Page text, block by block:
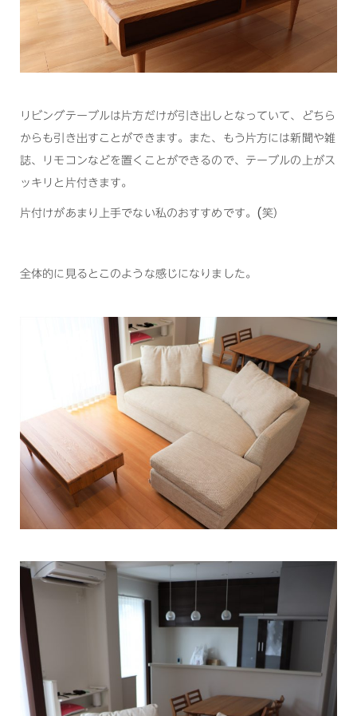
リビングテーブルは片方だけが引き出しとなっていて、どちら
からも引き出すことができます。また、もう片方には新聞や雑
誌、リモコンなどを置くことができるので、テーブルの上がス
ッキリと片付きます。
片付けがあまり上手でない私のおすすめです。(笑）
全体的に見るとこのような感じになりました。